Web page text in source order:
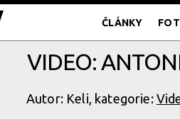
ČLÁNKY
VIDEO:
Autor: Keli, kategorie: